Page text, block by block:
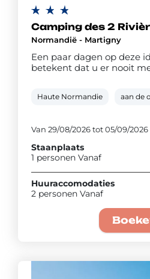
Camping des 2
Normandië - Martigny
Een paar dagen op deze
betekent dat u er nooit
Haute Normandie aan de
Van 29/08/2026 tot 05/09/2026
Staanplaats
1 personen Vanaf
Huuraccomodaties
2 personen Vanaf